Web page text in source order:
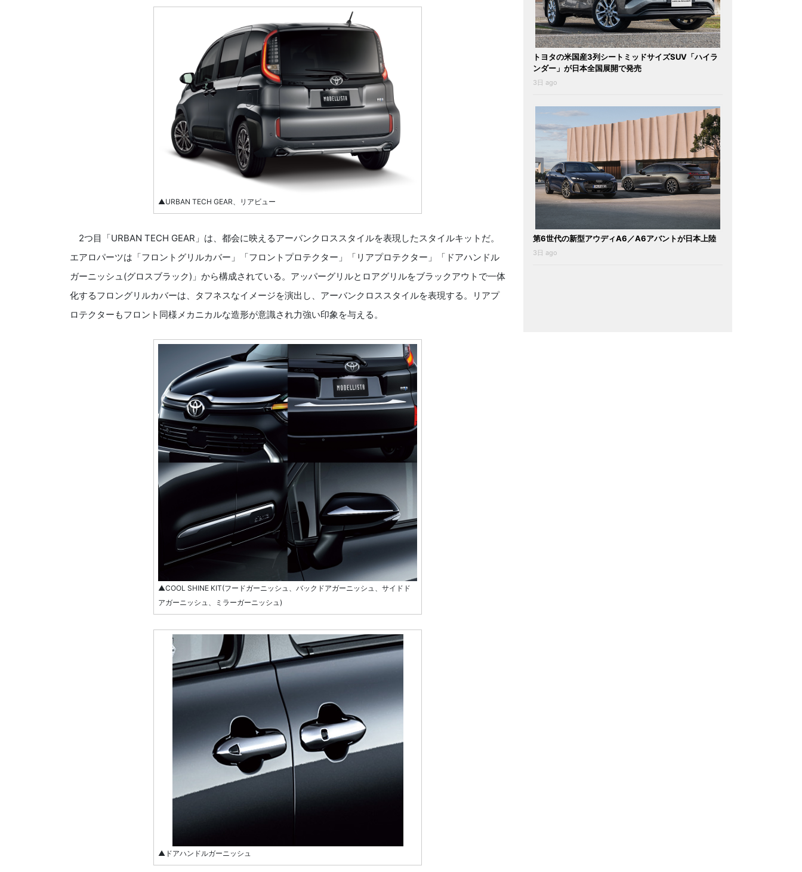
▲URBAN TECH GEAR、リアビュー
2つ目「URBAN TECH GEAR」は、都会に映えるアーバンクロススタイルを表現したスタイルキットだ。
エアロパーツは「フロントグリルカバー」「フロントプロテクター」「リアプロテクター」「ドアハンドル
ガーニッシュ(グロスブラック)」から構成されている。アッパーグリルとロアグリルをブラックアウトで一体
化するフロングリルカバーは、タフネスなイメージを演出し、アーバンクロススタイルを表現する。リアプ
ロテクターもフロント同様メカニカルな造形が意識され力強い印象を与える。
▲COOL SHINE KIT(フードガーニッシュ、バックドアガーニッシュ、サイドド
アガーニッシュ、ミラーガーニッシュ)
▲ドアハンドルガーニッシュ
トヨタの米国産3列シートミッドサイズSUV「ハイラ
ンダー」が日本全国展開で発売
3日 ago
第6世代の新型アウディA6／A6アバントが日本上陸
3日 ago